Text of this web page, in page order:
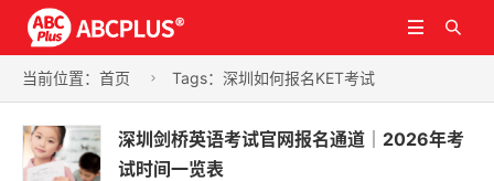


当前位置： 首页  Tags：深圳如何报名KET考试
深圳剑桥英语考试官网报名通道｜2026年考
试时间一览表